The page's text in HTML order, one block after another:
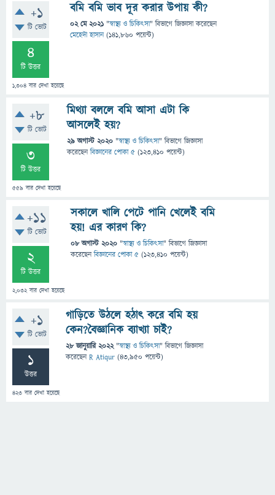
+1
টি ভোট
4
টি উত্তর
1,304 বার দেখা হয়েছে
বমি বমি ভাব দূর করার উপায় কী?
02 মে 2021 "স্বাস্থ্য ও চিকিৎসা" বিভাগে জিজ্ঞাসাকরেছেন
মেহেদী হাসান (141,860 পয়েন্ট)
+8
টি ভোট
3
টি উত্তর
559 বার দেখা হয়েছে
মিথ্যা বললে বমি আসা এটা কি
আসলেই হয়?
29 অগাস্ট 2020 "স্বাস্থ্য ও চিকিৎসা" বিভাগে জিজ্ঞাসা
করেছেনবিজ্ঞানের পোকা ৫ (123,410 পয়েন্ট)
+11
টি ভোট
2
টি উত্তর
2,032বার দেখা হয়েছে
সকালে খালি পেটে পানি খেলেই বমি
হয়! এর কারণ কি?
08 অগাস্ট 2020 "স্বাস্থ্য ও চিকিৎসা" বিভাগে জিজ্ঞাসা
করেছেনবিজ্ঞানের পোকা ৫ (123,410 পয়েন্ট)
+1
টি ভোট
1
উত্তর
423 বার দেখা হয়েছে
গাড়িতে উঠলে হঠাৎ করে বমি হয়
কেন?বৈজ্ঞানিক ব্যাখ্যা চাই?
28 জানুয়ারি 2022 "স্বাস্থ্য ও চিকিৎসা" বিভাগে জিজ্ঞাসা
করেছেনR Atiqur (43,950 পয়েন্ট)